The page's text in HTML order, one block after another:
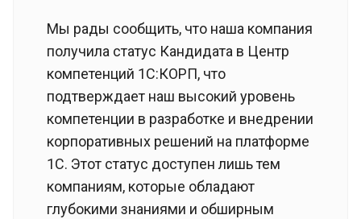
Мы рады сообщить, что наша компания
получила статус Кандидата в Центр
компетенций 1С:КОРП, что
подтверждает наш высокий уровень
компетенции в разработке и внедрении
корпоративных решений на платформе
1С. Этот статус доступен лишь тем
компаниям, которые обладают
глубокими знаниями и обширным